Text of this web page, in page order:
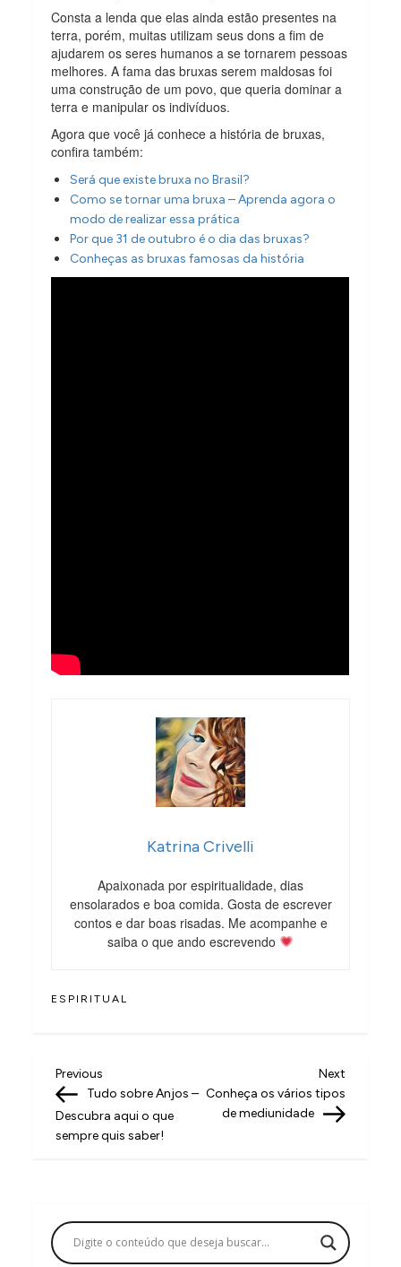
Consta a lenda que elas ainda estão presentes na
terra, porém, muitas utilizam seus dons a fim de
ajudarem os seres humanos a se tornarem pessoas
melhores. A fama das bruxas serem maldosas foi
uma construção de um povo, que queria dominar a
terra e manipular os indivíduos.
Agora que você já conhece a história de bruxas,
confira também:
Será que existe bruxa no Brasil?
Como se tornar uma bruxa – Aprenda agora o
modo de realizar essa prática
Por que 31 de outubro é o dia das bruxas?
Conheças as bruxas famosas da história
Katrina Crivelli
Apaixonada por espiritualidade, dias
ensolarados e boa comida. Gosta de escrever
contos e dar boas risadas. Me acompanhe e
saiba o que ando escrevendo
ESPIRITUAL
N
a
v
a
ç
Previous
Post
Previous
Tudo sobre Anjos –
Descubra aqui o que
sempre quis saber!
Next
Post
Next
Conheça os vários tipos
de mediunidade